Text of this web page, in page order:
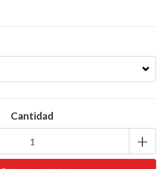
Cantidad
+